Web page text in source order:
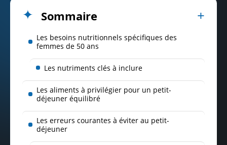
Sommaire
Les besoins nutritionnels spécifiques des
femmes de 50 ans
Les nutriments clés à inclure
Les aliments à privilégier pour un petit-
déjeuner équilibré
Les erreurs courantes à éviter au petit-
déjeuner